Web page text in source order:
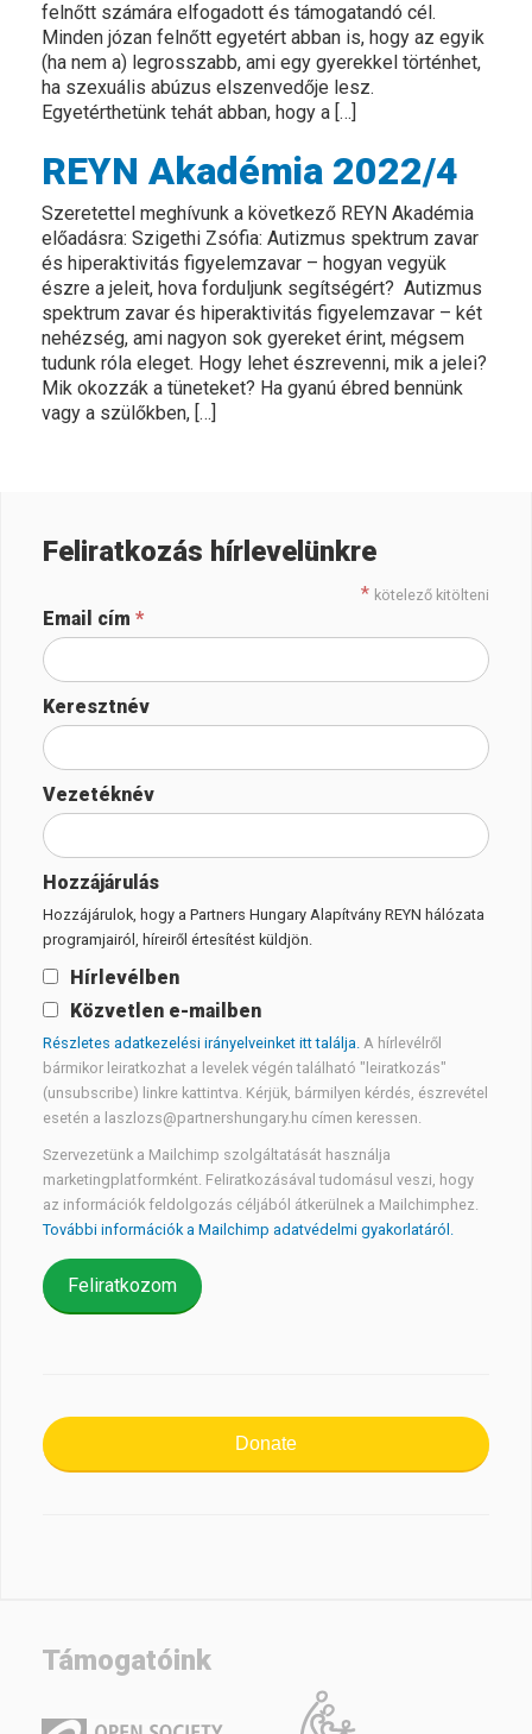
felnőtt számára elfogadott és támogatandó cél.
Minden józan felnőtt egyetért abban is, hogy az egyik
(ha nem a) legrosszabb, ami egy gyerekkel történhet,
ha szexuális abúzus elszenvedője lesz.
Egyetérthetünk tehát abban, hogy a […]
REYN Akadémia 2022/4
Szeretettel meghívunk a következő REYN Akadémia
előadásra: Szigethi Zsófia: Autizmus spektrum zavar
és hiperaktivitás figyelemzavar – hogyan vegyük
észre a jeleit, hova forduljunk segítségért? Autizmus
spektrum zavar és hiperaktivitás figyelemzavar – két
nehézség, ami nagyon sok gyereket érint, mégsem
tudunk róla eleget. Hogy lehet észrevenni, mik a jelei?
Mik okozzák a tüneteket? Ha gyanú ébred bennünk
vagy a szülőkben, […]
Feliratkozás hírlevelünkre
* kötelező kitölteni
Email cím *
Keresztnév
Vezetéknév
Hozzájárulás
Hozzájárulok, hogy a Partners Hungary Alapítvány REYN hálózata
programjairól, híreiről értesítést küldjön.
Hírlevélben
Közvetlen e-mailben
Részletes adatkezelési irányelveinket itt találja. A hírlevélről
bármikor leiratkozhat a levelek végén található "leiratkozás"
(unsubscribe) linkre kattintva. Kérjük, bármilyen kérdés, észrevétel
esetén a laszlozs@partnershungary.hu címen keressen.
Szervezetünk a Mailchimp szolgáltatását használja
marketingplatformként. Feliratkozásával tudomásul veszi, hogy
az információk feldolgozás céljából átkerülnek a Mailchimphez.
További információk a Mailchimp adatvédelmi gyakorlatáról.
Donate
Támogatóink